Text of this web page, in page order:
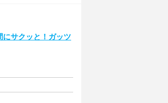
にサクッと！ガッツ